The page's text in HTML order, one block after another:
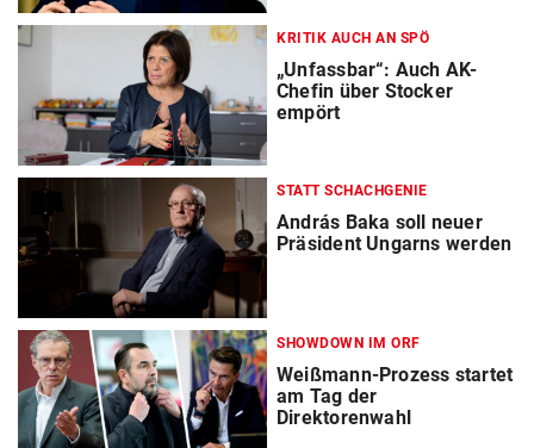
KRITIK AUCH AN SPÖ
„Unfassbar“: Auch AK-
Chefin über Stocker
empört
STATT SCHACHGENIE
András Baka soll neuer
Präsident Ungarns werden
SHOWDOWN IM ORF
Weißmann-Prozess startet
am Tag der
Direktorenwahl